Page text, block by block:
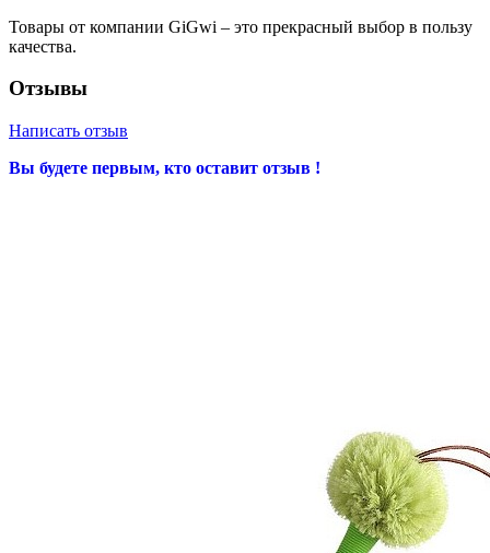
Товары от компании GiGwi – это прекрасный выбор в пользу
качества.
Отзывы
Написать отзыв
Вы будете первым, кто оставит отзыв !